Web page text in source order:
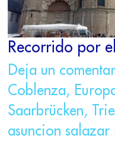
Recorrido por
Deja un
Coblenza,
Saarbrücken,
asuncion